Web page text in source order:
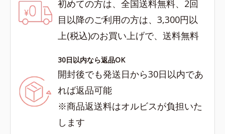
初めての方は、全国送料無料、2回
目以降のご利用の方は、3,300円以
上(税込)のお買い上げで、送料無料
30日以内なら返品OK
開封後でも発送日から30日以内であ
れば返品可能
※商品返送料はオルビスが負担いた
します